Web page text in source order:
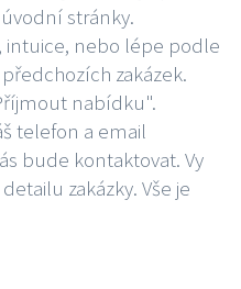
stránky.
nebo lépe podle
zakázek.
nabídku".
telefon a email
bude kontaktovat. Vy
zakázky. Vše je